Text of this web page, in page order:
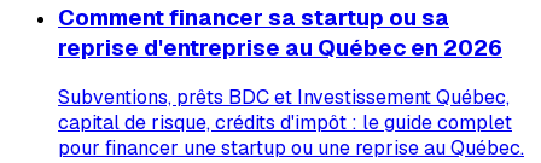
Comment financer sa startup ou sa
reprise d'entreprise au Québec en 2026
Subventions, prêts BDC et Investissement Québec,
capital de risque, crédits d'impôt : le guide complet
pour financer une startup ou une reprise au Québec.